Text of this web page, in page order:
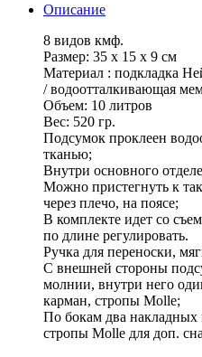
Описание
8 видов кмф.
Размер: 35 х 15 х 9 см
Материал : подкладка
/ водоотталкивающая
Объем: 10 литров
Вес: 520 гр.
Подсумок проклеен
тканью;
Внутри основного
Можно пристегнуть к
через плечо, на поясе;
В комплекте идет со
по длине регулировать.
Ручка для переноски,
С внешней стороны
молнии, внутри него
карман, стропы Molle;
По бокам два
стропы Molle для доп.